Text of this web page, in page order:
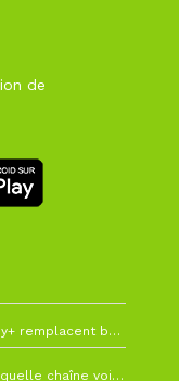
de
La Liga change de diffuseur : DAZN et Disney+ remplacent beIN Sports !
RC Lens – Villarreal : à quelle heure et sur quelle chaîne voir la finale de la Como Cup ?